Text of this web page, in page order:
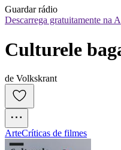
Guardar rádio
Descarrega gratuitamente na
Culturele
de Volkskrant
ArteCríticas de filmes